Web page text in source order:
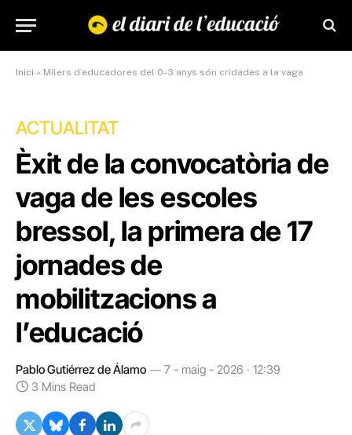
Inici » Milers d’educadores del 0-3 anys són cridades a la vaga
ACTUALITAT
Èxit de la convocatòria de
vaga de les escoles
bressol, la primera de 17
jornades de
mobilitzacions a
l’educació
Pablo Gutiérrez de Álamo
7 - maig - 2026 · 12:39
3 Mins Read